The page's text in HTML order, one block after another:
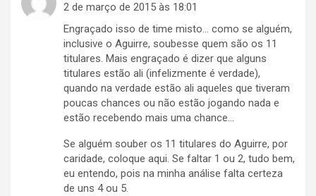
2 de março de 2015 às 18:01
Engraçado isso de time misto… como se alguém,
inclusive o Aguirre, soubesse quem são os 11
titulares. Mais engraçado é dizer que alguns
titulares estão ali (infelizmente é verdade),
quando na verdade estão ali aqueles que tiveram
poucas chances ou não estão jogando nada e
estão recebendo mais uma chance…
Se alguém souber os 11 titulares do Aguirre, por
caridade, coloque aqui. Se faltar 1 ou 2, tudo bem,
eu entendo, pois na minha análise falta certeza
de uns 4 ou 5.